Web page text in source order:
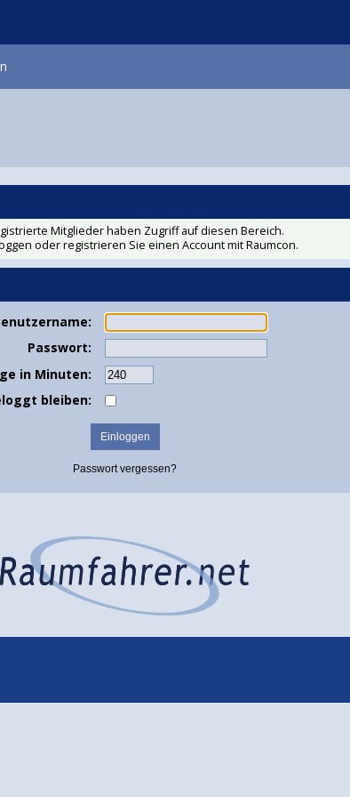
Mitglieder haben Zugriff auf diesen Bereich.
oderregistrieren Sie einen Accountmit Raumcon.
Passwort:
in Minuten:
bleiben:
Passwort vergessen?